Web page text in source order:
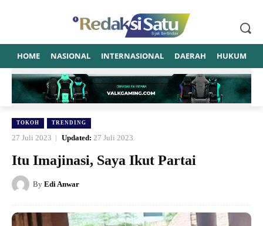
HOME NASIONAL INTERNASIONAL DAERAH HUKUM
TOKOH TRENDING
27 Juli 2023 Updated: 27 Juli 2023
Itu Imajinasi, Saya Ikut Partai
By Edi Anwar